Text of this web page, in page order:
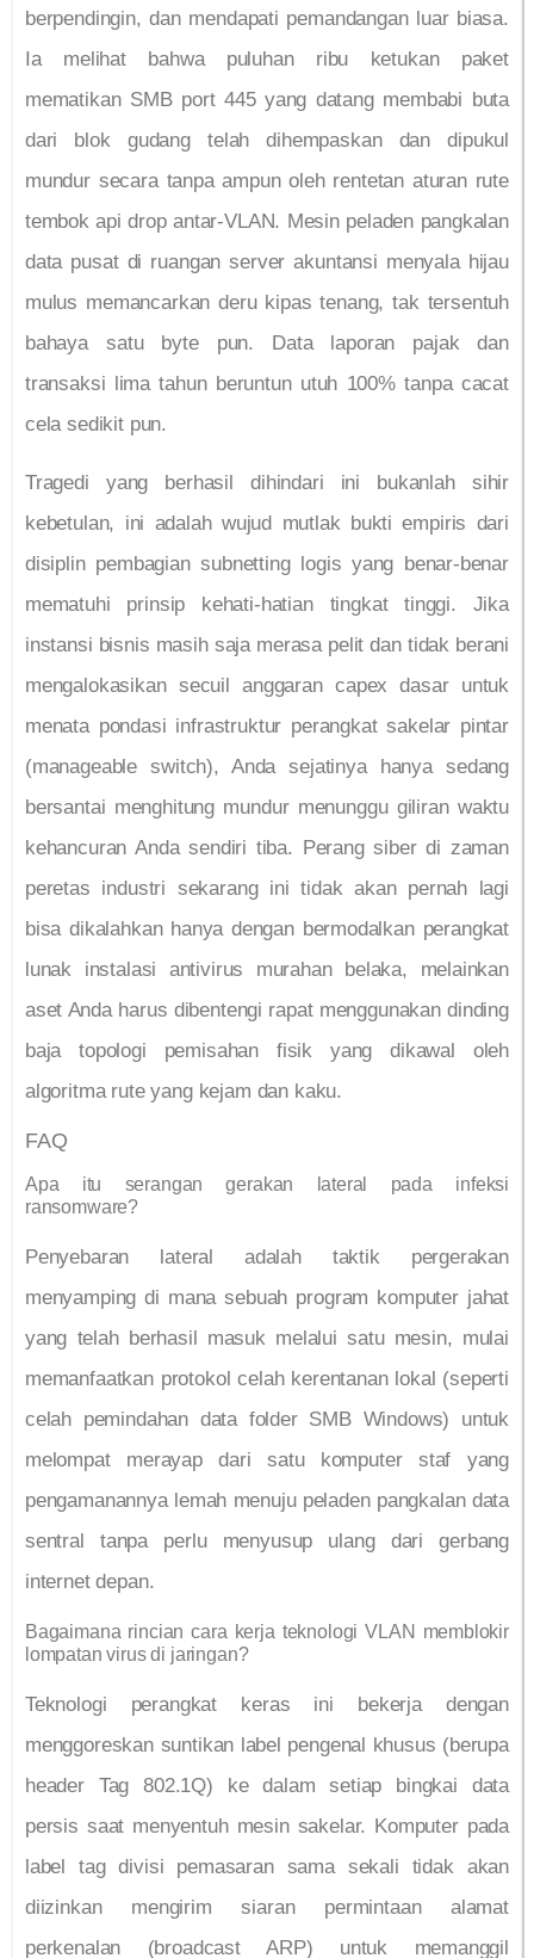
berpendingin, dan mendapati pemandangan luar biasa.
Ia melihat bahwa puluhan ribu ketukan paket
mematikan SMB port 445 yang datang membabi buta
dari blok gudang telah dihempaskan dan dipukul
mundur secara tanpa ampun oleh rentetan aturan rute
tembok api drop antar-VLAN. Mesin peladen pangkalan
data pusat di ruangan server akuntansi menyala hijau
mulus memancarkan deru kipas tenang, tak tersentuh
bahaya satu byte pun. Data laporan pajak dan
transaksi lima tahun beruntun utuh 100% tanpa cacat
cela sedikit pun.
Tragedi yang berhasil dihindari ini bukanlah sihir
kebetulan, ini adalah wujud mutlak bukti empiris dari
disiplin pembagian subnetting logis yang benar-benar
mematuhi prinsip kehati-hatian tingkat tinggi. Jika
instansi bisnis masih saja merasa pelit dan tidak berani
mengalokasikan secuil anggaran capex dasar untuk
menata pondasi infrastruktur perangkat sakelar pintar
(manageable switch), Anda sejatinya hanya sedang
bersantai menghitung mundur menunggu giliran waktu
kehancuran Anda sendiri tiba. Perang siber di zaman
peretas industri sekarang ini tidak akan pernah lagi
bisa dikalahkan hanya dengan bermodalkan perangkat
lunak instalasi antivirus murahan belaka, melainkan
aset Anda harus dibentengi rapat menggunakan dinding
baja topologi pemisahan fisik yang dikawal oleh
algoritma rute yang kejam dan kaku.
FAQ
Apa itu serangan gerakan lateral pada infeksi
ransomware?
Penyebaran lateral adalah taktik pergerakan
menyamping di mana sebuah program komputer jahat
yang telah berhasil masuk melalui satu mesin, mulai
memanfaatkan protokol celah kerentanan lokal (seperti
celah pemindahan data folder SMB Windows) untuk
melompat merayap dari satu komputer staf yang
pengamanannya lemah menuju peladen pangkalan data
sentral tanpa perlu menyusup ulang dari gerbang
internet depan.
Bagaimana rincian cara kerja teknologi VLAN memblokir
lompatan virus di jaringan?
Teknologi perangkat keras ini bekerja dengan
menggoreskan suntikan label pengenal khusus (berupa
header Tag 802.1Q) ke dalam setiap bingkai data
persis saat menyentuh mesin sakelar. Komputer pada
label tag divisi pemasaran sama sekali tidak akan
diizinkan mengirim siaran permintaan alamat
perkenalan (broadcast ARP) untuk memanggil